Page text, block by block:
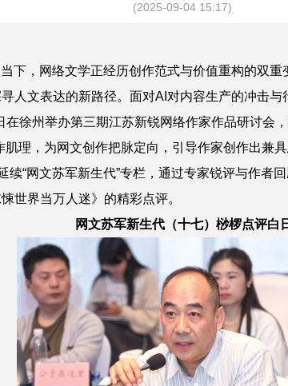
(2025-09-04 15:17)
，网络文学正经历创作范式与价值重构的双重
人文表达的新路径。面对AI对内容生产的冲击
徐州举办第三期江苏新锐网络作家作品研讨会
理，为网文创作把脉定向，引导作家创作出兼
续“网文苏军新生代”专栏，通过专家锐评与作
世界当万人迷》 的精彩点评。
网文苏军新生代（十七） 桫椤点评白